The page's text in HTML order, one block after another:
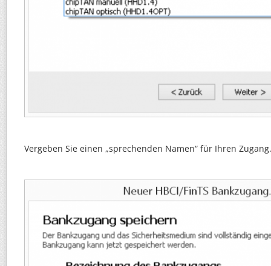
Vergeben Sie einen „sprechenden Namen“ für Ihren Zugang.